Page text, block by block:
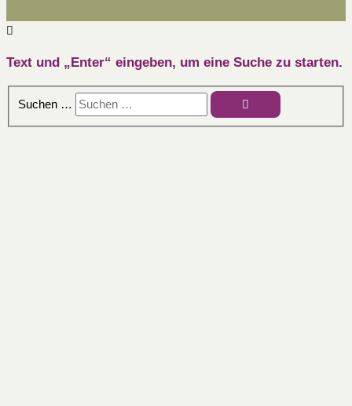
Text und „Enter“ eingeben, um eine Suche zu starten.
Suchen …